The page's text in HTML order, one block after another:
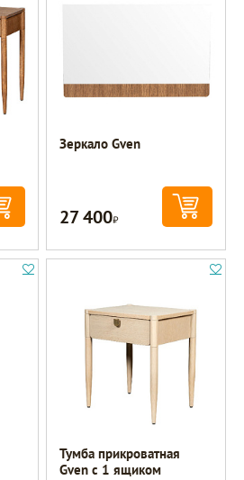
Зеркало Gven
27 400Р
Тумба прикроватная
Gven с 1 ящиком